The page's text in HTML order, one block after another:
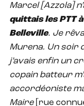
Marcel [Azzola]
quittais les PTT
Belleville. Je
Murena. Un soir
j’avais enfin un
copain batteur
accordéoniste
Maire[rue